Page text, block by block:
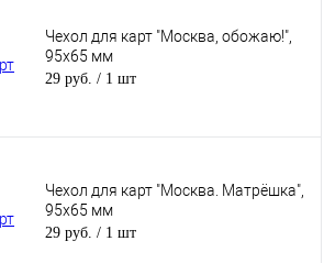
Чехол для карт "Москва, обожаю!",
95х65 мм
29 руб. / 1 шт
Чехол для карт "Москва. Матрёшка",
95х65 мм
29 руб. / 1 шт